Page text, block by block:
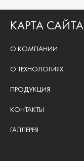
КАРТА САЙТА
О КОМПАНИИ
О ТЕХНОЛОГИЯХ
ПРОДУКЦИЯ
КОНТАКТЫ
ГАЛЛЕРЕЯ